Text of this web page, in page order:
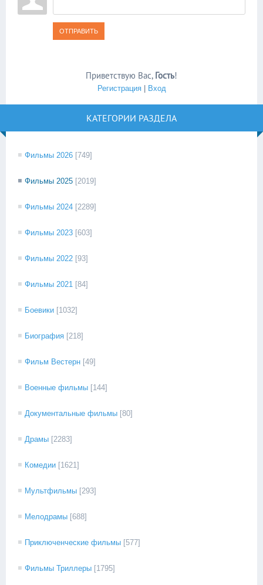
ОТПРАВИТЬ
Приветствую Вас, Гость!
Регистрация| Вход
КАТЕГОРИИ РАЗДЕЛА
Фильмы 2026 [749]
Фильмы 2025 [2019]
Фильмы 2024 [2289]
Фильмы 2023 [603]
Фильмы 2022 [93]
Фильмы 2021 [84]
Боевики [1032]
Биография [218]
Фильм Вестерн [49]
Военные фильмы [144]
Документальные фильмы [80]
Драмы [2283]
Комедии [1621]
Мультфильмы [293]
Мелодрамы [688]
Приключенческие фильмы [577]
Фильмы Триллеры [1795]